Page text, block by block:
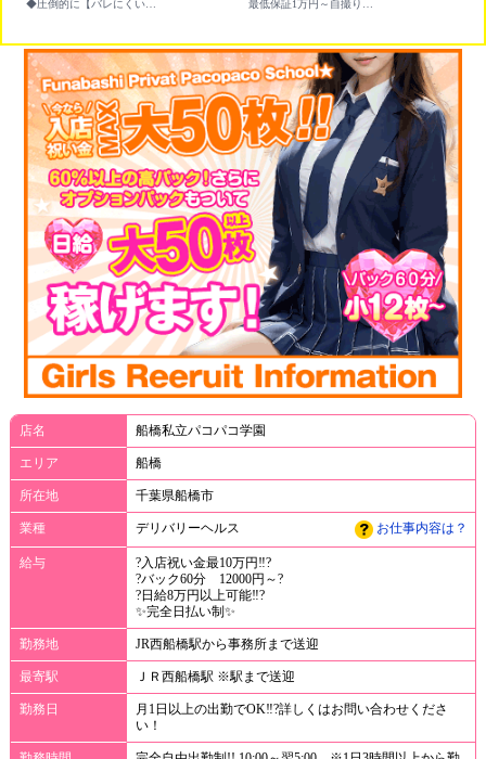
店名 船橋私立パコパコ学園
エリア 船橋
所在地 千葉県船橋市
業種 デリバリーヘルス お仕事内容は？
給与
?入店祝い金最10万円‼?
?バック60分 12000円～?
?日給8万円以上可能‼?
✨完全日払い制✨
勤務地 JR西船橋駅から事務所まで送迎
最寄駅 ＪＲ西船橋駅 ※駅まで送迎
勤務日
月1日以上の出勤でOK‼?詳しくはお問い合わせくださ
い！